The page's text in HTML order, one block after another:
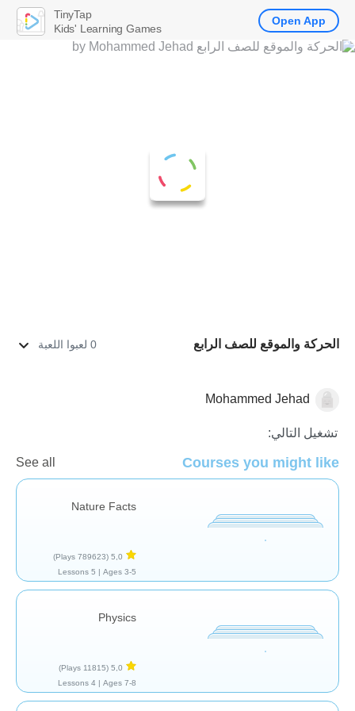
الحركة والموقع للصف الرابع 0 لعبوا اللعبة
العلم والطبيعة
Mohammed Jehad
تشغيل التالي:
Courses you might like
See all
Nature Facts
5,0
(789623 Plays)
Ages 3-5 |
5 Lessons
Physics
5,0
(11815 Plays)
Ages 7-8 |
4 Lessons
TinyTap
Kids' Learning Games
Open App